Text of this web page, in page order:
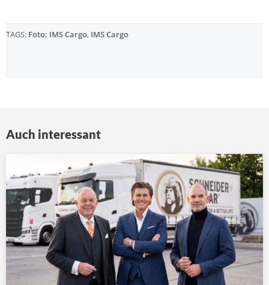
TAGS: Foto: IMS Cargo, IMS Cargo
Auch interessant